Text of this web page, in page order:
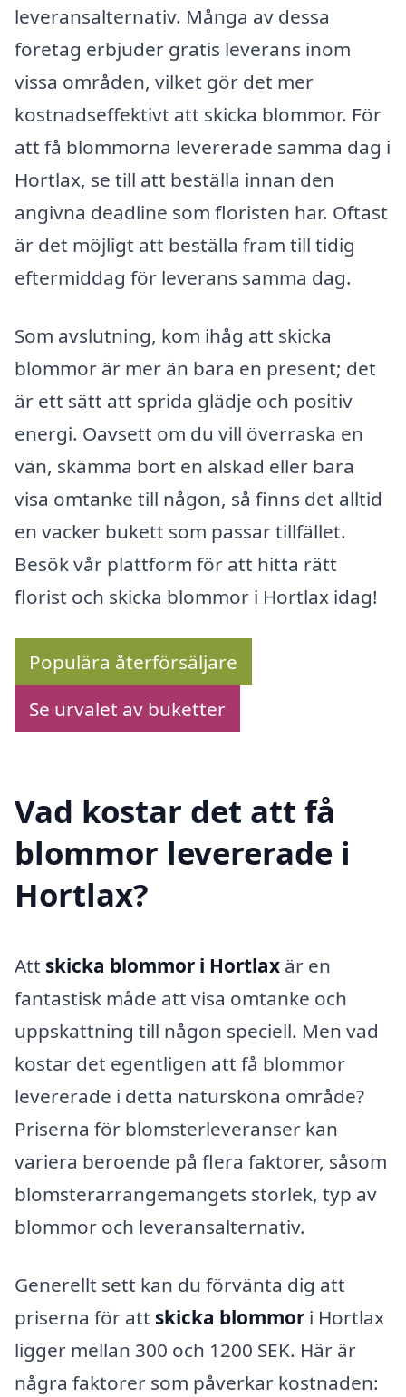
leveransalternativ. Många av dessa
företag erbjuder gratis leverans inom
vissa områden, vilket gör det mer
kostnadseffektivt att skicka blommor. För
att få blommorna levererade samma dag i
Hortlax, se till att beställa innan den
angivna deadline som floristen har. Oftast
är det möjligt att beställa fram till tidig
eftermiddag för leverans samma dag.
Som avslutning, kom ihåg att skicka
blommor är mer än bara en present; det
är ett sätt att sprida glädje och positiv
energi. Oavsett om du vill överraska en
vän, skämma bort en älskad eller bara
visa omtanke till någon, så finns det alltid
en vacker bukett som passar tillfället.
Besök vår plattform för att hitta rätt
florist och skicka blommor i Hortlax idag!
Populära återförsäljare
Se urvalet av buketter
Vad kostar det att få
blommor levererade i
Hortlax?
Att skicka blommor i Hortlax är en
fantastisk måde att visa omtanke och
uppskattning till någon speciell. Men vad
kostar det egentligen att få blommor
levererade i detta natursköna område?
Priserna för blomsterleveranser kan
variera beroende på flera faktorer, såsom
blomsterarrangemangets storlek, typ av
blommor och leveransalternativ.
Generellt sett kan du förvänta dig att
priserna för att skicka blommor i Hortlax
ligger mellan 300 och 1200 SEK. Här är
några faktorer som påverkar kostnaden: